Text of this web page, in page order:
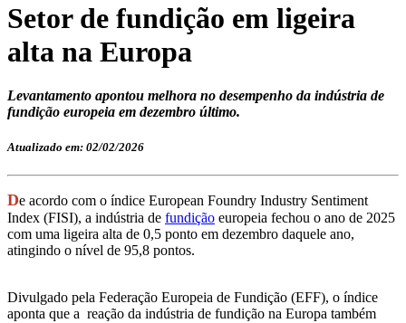
Setor de fundição em ligeira
alta na Europa
Levantamento apontou melhora no desempenho da indústria de
fundição europeia em dezembro último.
Atualizado em: 02/02/2026
De acordo com o índice European Foundry Industry Sentiment
Index (FISI), a indústria de fundição europeia fechou o ano de 2025
com uma ligeira alta de 0,5 ponto em dezembro daquele ano,
atingindo o nível de 95,8 pontos.
Divulgado pela Federação Europeia de Fundição (EFF), o índice
aponta que a reação da indústria de fundição na Europa também